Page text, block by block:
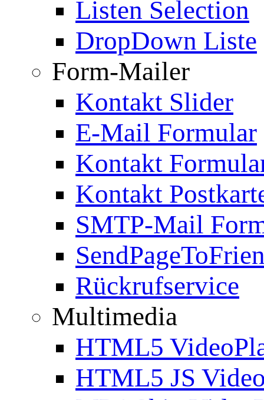
Listen Selection
DropDown Liste
Form-Mailer
Kontakt Slider
E-Mail Formular
Kontakt
Kontakt
SMTP-Mail
Rückrufservice
Multimedia
HTML5
HTML5 JS